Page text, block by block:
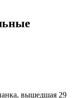
вышедшая 29